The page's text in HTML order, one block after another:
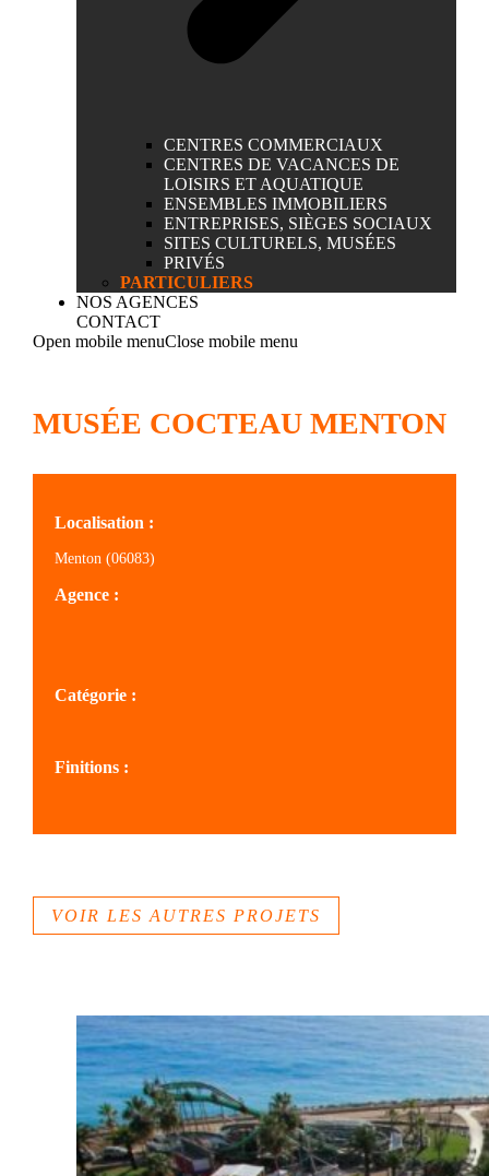
CENTRES COMMERCIAUX
CENTRES DE VACANCES DE
LOISIRS ET AQUATIQUE
ENSEMBLES IMMOBILIERS
ENTREPRISES, SIÈGES SOCIAUX
SITES CULTURELS, MUSÉES
PRIVÉS
PARTICULIERS
NOS AGENCES
CONTACT
Open mobile menuClose mobile menu
MUSÉE COCTEAU MENTON
Localisation :
Menton (06083)
Agence :
Catégorie :
Finitions :
VOIR LES AUTRES PROJETS